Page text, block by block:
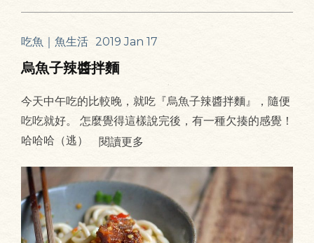
吃魚｜魚生活 2019 Jan 17
烏魚子辣醬拌麵
今天中午吃的比較晚，就吃『烏魚子辣醬拌麵』，隨便
吃吃就好。 怎麼覺得這樣說完後，有一種欠揍的感覺！
哈哈哈（逃）
閱讀更多